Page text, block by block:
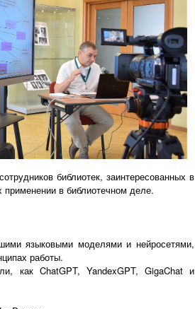
библиотек, заинтересованных в
применении в библиотечном деле.
языковыми моделями и нейросетями,
работы.
как ChatGPT, YandexGPT, GigaChat и